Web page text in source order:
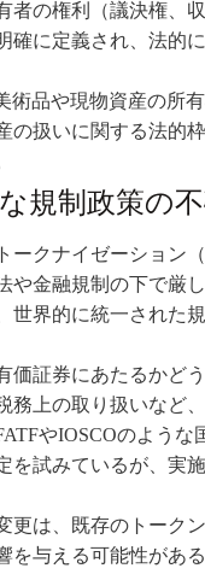
者の権利（議決権、
確に定義され、法的
術品や現物資産の所
の扱いに関する法的
規制政策の不
ークナイゼーション
や金融規制の下で厳
世界的に統一された
価証券にあたるかど
務上の取り扱いなど
やIOSCOのような
を試みているが、実
更は、既存のトーク
を与える可能性がある